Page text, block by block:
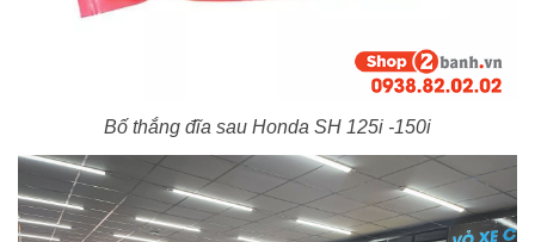
Bố thắng đĩa sau Honda SH 125i -150i